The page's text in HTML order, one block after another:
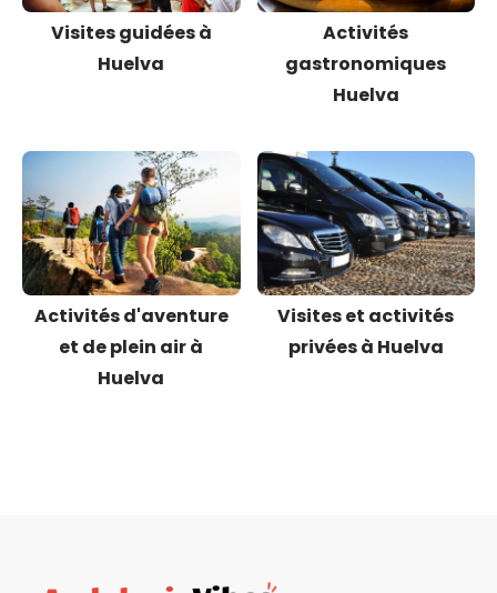
Visites guidées à
Huelva
Activités
gastronomiques
Huelva
Activités d'aventure
et de plein air à
Huelva
Visites et activités
privées à Huelva